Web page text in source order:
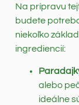
Na prípravu
budete
niekoľko
ingrediencií:
alebo
ideálne